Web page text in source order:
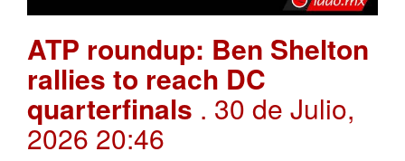
ATP roundup: Ben Shelton
rallies to reach DC
quarterfinals . 30 de Julio,
2026 20:46